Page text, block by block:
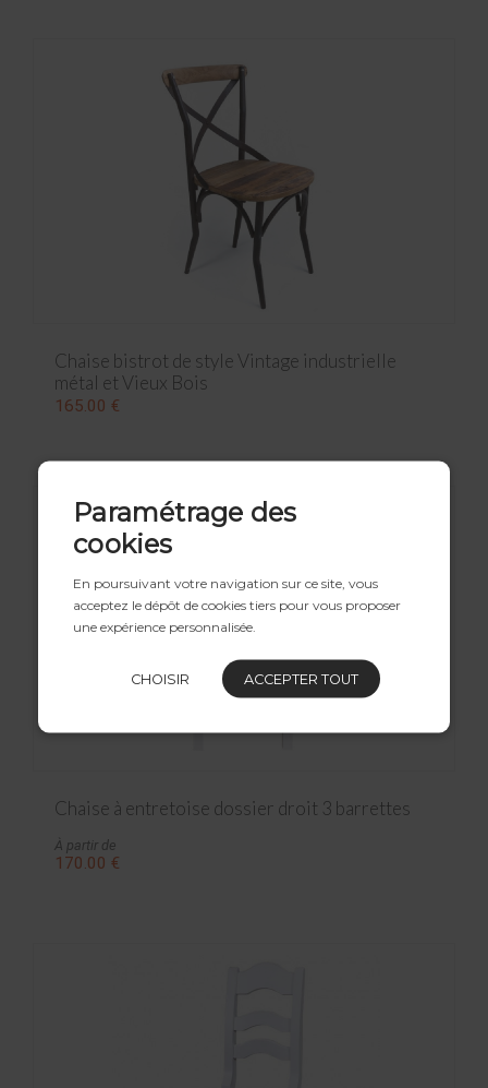
Chaise bistrot de style Vintage industrielle
métal et Vieux Bois
165.00 €
Chaise à entretoise dossier droit 3 barrettes
À partir de
170.00 €
Paramétrage des
cookies
En poursuivant votre navigation sur ce site, vous
acceptez le dépôt de cookies tiers pour vous proposer
une expérience personnalisée.
CHOISIR ACCEPTER TOUT